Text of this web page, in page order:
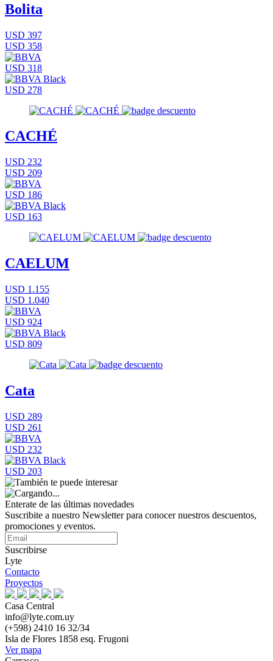
Bolita
USD 397
USD 358
USD 318
USD 278
CACHÉ
USD 232
USD 209
USD 186
USD 163
CAELUM
USD 1.155
USD 1.040
USD 924
USD 809
Cata
USD 289
USD 261
USD 232
USD 203
Enterate de las últimas novedades
Suscribite a nuestro Newsletter para conocer nuestros descuentos,
promociones y eventos.
Suscribirse
Lyte
Contacto
Proyectos
Casa Central
info@lyte.com.uy
(+598) 2410 16 32/34
Isla de Flores 1858 esq. Frugoni
Ver mapa